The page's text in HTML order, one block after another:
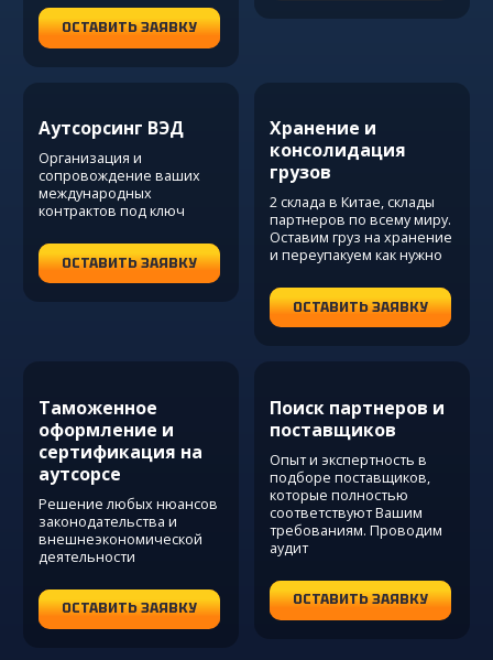
ОСТАВИТЬ ЗАЯВКУ
Аутсорсинг ВЭД
Организация и
сопровождение ваших
международных
контрактов под ключ
ОСТАВИТЬ ЗАЯВКУ
Хранение и
консолидация
грузов
2 склада в Китае, склады
партнеров по всему миру.
Оставим груз на хранение
и переупакуем как нужно
ОСТАВИТЬ ЗАЯВКУ
Таможенное
оформление и
сертификация на
аутсорсе
Решение любых нюансов
законодательства и
внешнеэкономической
деятельности
ОСТАВИТЬ ЗАЯВКУ
Поиск партнеров и
поставщиков
Опыт и экспертность в
подборе поставщиков,
которые полностью
соответствуют Вашим
требованиям. Проводим
аудит
ОСТАВИТЬ ЗАЯВКУ